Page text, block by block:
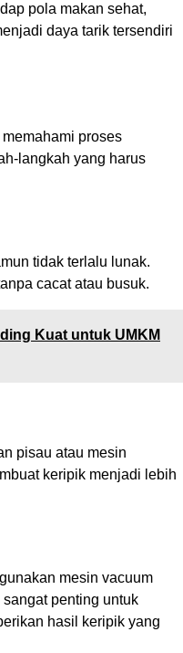
pola makan sehat,
daya tarik tersendiri
proses
langkah yang harus
tidak terlalu lunak.
cacat atau busuk.
Kuat untuk UMKM
pisau atau mesin
keripik menjadi lebih
mesin vacuum
penting untuk
hasil keripik yang